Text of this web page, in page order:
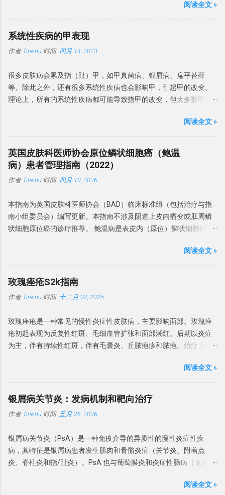
浆细胞龟头炎、非特异性龟头炎和环状龟头炎。虽然感染是龟头炎
的常见原因，但相当多的BP病例还涉及非感染性炎症性疾病，为了
强调考虑非感染性原因的重要性。 建议： 中国专家建议将包皮龟头
炎为感染性和非感染性两类。感染性 BP 是由真菌和细菌等病原体引
起的，非感染性 BP 是无明显感染因素引起的BP。 微生物感染 一项
龟头炎患病率为 18%。 BP 患者中涉及了马拉色菌、金黄色葡萄球
菌、白色念珠菌和链球菌等细菌。在 BP 病例中还观察到革兰氏阳性
球菌、真菌和支原体。 37% 的 BP 患者存在生殖支原体，而沙眼衣
见的微生物有革兰氏阳性球菌（金黄色葡萄球菌、B 族链球菌、链
球菌和沃氏链球菌）和真菌（白色念珠菌和马拉色菌）。偶有生殖
支原体和厌氧菌感染。 与性行为的关系 建议：BP 虽不是性传播疾
病（STD），但可以通过性接触传播，其中念珠菌感染是主要原
因。建议患者及其性伴进行真菌检测，并且在抗真菌治疗期间避免
切术可以预防 BP。抗生素过度使用、免疫抑制剂和糖皮质激素会增
加机会性感染和 BP 风险。 建议：BP 危险因素有糖尿病、包皮过长
和免疫缺陷。常伴念珠菌感染。卫生条件差、过度清洁和使用刺激
不确定性龟头炎进行活检。活检对于排除癌前病变也至关重要。 有
查可区分 BP 与银屑病、增殖性红斑和浆细胞龟头炎，皮肤 CT 可区
分 BP 与银屑病、硬化性苔藓和其他常见的炎性龟头炎。对于临床特
检查。镜检和培养可有...
阅读全文 »
系统性疾病的甲表现
作者: brainu 时间: 四月 14, 2023
很多皮肤病会累及指（趾）甲，如甲真菌病、银屑病、扁平苔藓
等。除此之外，还有很多系统性疾病也会影响甲，引起甲的改变。
理论上，所有的系统性疾病都可能导致指甲的改变，但大多数甲病
的甚至是很重要诊断依据。 本文介绍一下系统性疾病的常见甲表
现。 形态学改变 甲的形态学改变指甲板、甲周、甲床等发生的形态
学改变。 博氏线 博氏线（Beau's lines）是甲板的横向浅沟。可累及
整个指甲的宽度或部分宽度。拇指和踇趾更为明显。 博氏线反映了
甲母质的暂时性损伤 ，角质细胞的有丝分裂活动减少。 凹陷的深度
与甲床损伤的严重程度有关 。 图片来源于dermnetnz.org 博氏线首
和脚趾甲的生长速度分别为每月 2-3 毫米和 1 毫米，博氏线发生在
病后4至11周， 因此其博氏线与甲根的距离可推算疾病发生的时
间。 博氏线有很多原因，最常见的是药物，尤其是化药物，一般出
系统疾病导致。博氏线与下列系统性疾病有关，常见原因如表1。
表 1 ： 可引起博氏线的系统性疾病 高热 病毒性疾病： 如手足口
病、 麻疹、腮腺炎等 心血管疾病：如 冠状动脉血栓形成 严重肝、
肺、内分泌疾病 营养不良 或 缺乏 高血压或缺氧 药物（抗寄生虫药
甲床分离，并且由于在甲下腔室中存在空气，通常呈现白色。 甲分
离是如果存在外源性色素，则指甲可能呈现黄色（真菌和渗出物）
至绿黑色（绿脓菌素）。 甲分离可分为原发性（特发性）和继发
的最常原因是银屑病和甲真菌病。甲分离也与多种因素有关，如甲
下的光敏性 – 甲分离通常涉及多个指甲，并且也可能存在甲下出
血。 甲状腺疾病患者的甲分离 继发于系统性疾病的甲分离 ，多与肺
管性疾病。 甲状腺炎的指甲呈波浪状向上弯曲，称为普拉默甲
（Plummer's nails），常累及无名指和小指。 甲胬肉 ...
阅读全文 »
英国皮肤科医师协会原位鳞状细胞癌（鲍温
病）患者管理指南（2022）
作者: brainu 时间: 四月 10, 2026
本指南为英国皮肤科医师协会（BAD）临床标准组（包括治疗与指
南小组委员会）编写更新。本指南不涉及阴道上皮内瘤变或肛周鳞
状细胞原位癌的诊疗推荐。 鲍温病是表皮内（原位）鳞状细胞癌的
患者，组织学上均显示表皮结构紊乱。1911年，Queyrat 报道了 3
例局限于阴茎龟头的红色病变，并名为「增殖性红斑」。其组织学
与 Bowen 和 Darier 描述的相同。 目前认为鲍温病等同于非生殖器
部位的原位鳞状细胞癌。为了减少人名命名，本文以原位鳞状细胞
癌为术语，生殖器病变增殖性红斑的治疗不在本指南中论述。 发病
率。男性和女性的发病率分别为每10万人年68例和72例，随时间呈
统计学显著增加。2005年至2015年间，由皮肤科医生治疗的原位鳞
状细胞癌患者数量翻了一番。1996-2000年期间加拿大报告的男性
在70岁年龄段，大多数研究显示女性略多。大多数研究报告原位鳞
状细胞癌主要发生在日晒部位，近期研究提示最常见的部位是头颈
部（29%-54%）。下肢在女性中比男性更常受累。英国较早的研究
显示，大多数患者（60%-85%）的原位鳞状细胞癌位于小腿，这可
性、甲下、甲周、掌跖和疣状原位鳞状细胞癌。生殖器和肛周部位
存在变异型，分别称为「阴茎上皮内瘤变」和「肛管上皮内瘤
变」，各有其专科治疗路径。 病因 原位鳞状细胞癌的病因有： 辐
物：砷（病变可发生于非日晒部位）。 免疫抑制：尤其是治疗性免
阅读全文 »
玫瑰痤疮S2k指南
作者: brainu 时间: 十二月 02, 2025
玫瑰痤疮是一种常见的慢性炎症性皮肤病，主要影响面部。玫瑰痤
疮初起表现为反复性红斑、毛细血管扩张和面部潮红。后期以炎症
为主，伴有持续性红斑，伴有毛囊炎、丘脓疱疹和脓疱。治疗上建
面部红斑，也可使用局部血管收缩剂苯甲酰胺或氧美甲唑林。对于
治疗难治和严重的玫瑰痤疮，建议系统性治疗。首选药物是低剂量
多西环素，也可以推荐低剂量异维 A 酸。眼部玫瑰痤疮局部用环氯
霉素眼药水、阿奇霉素、伊维菌素或甲硝唑。 酒渣鼻是一种常见的
慢性炎症性疾病，主要影响面部（尤其是脸颊和鼻子，偶尔也会影
中年人群。 流行病学 关于玫瑰痤疮流行病学几乎没有可靠的数据。
英国研究发现患病率为 165/10万。玫瑰痤疮的患病率因研究而异。
有荟萃会析发现患病率在 0.09%-22.41%之间，平均为 5.46%。 玫瑰
则较少见，可能由于 IV–VI 型皮肤患者的临床表现较轻，诊断差距
阅读全文 »
银屑病关节炎：发病机制和靶向治疗
作者: brainu 时间: 五月 26, 2026
银屑病关节炎（PsA）是一种免疫介导的异质性的慢性炎症性疾
病，其特征是银屑病患者发生肌肉和骨骼炎症（关节炎、附着点
炎、脊柱炎和指/趾炎）。PsA 也与葡萄膜炎和炎症性肠病（克罗恩
传易感性、环境诱发因素以及先天性和适应性免疫系统的激活。现
阅读全文 »